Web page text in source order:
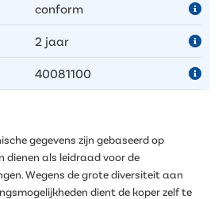
conform
2 jaar
40081100
gegevens zijn gebaseerd op
dienen als leidraad voor de
Wegens de grote diversiteit aan
dient de koper zelf te